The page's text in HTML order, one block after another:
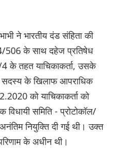
ने भारतीय दंड संहिता की
506 के साथ दहेज प्रतिषेध
के तहत याचिकाकर्ता, उसके
के खिलाफ आपराधिक
को याचिकाकर्ता को
समिति - प्रोटोकॉल/
नियुक्ति दी गई थी। उक्त
के अधीन थी।